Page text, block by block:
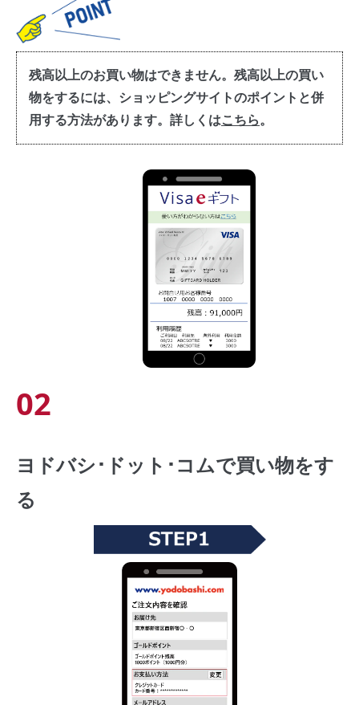
残高以上のお買い物はできません。残高以上の買い
物をするには、ショッピングサイトのポイントと併
用する方法があります。詳しくはこちら。
02
ヨドバシ･ドット･コムで買い物をす
る